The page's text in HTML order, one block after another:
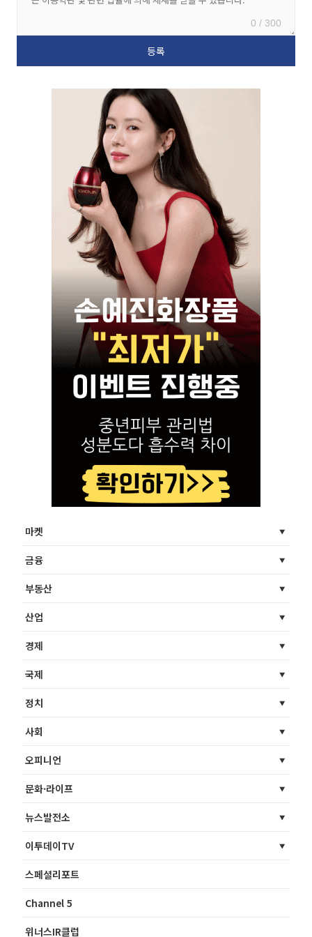
0 / 300
마켓
금융
부동산
산업
경제
국제
정치
사회
오피니언
문화·라이프
뉴스발전소
이투데이TV
스페셜리포트
Channel 5
위너스IR클럽